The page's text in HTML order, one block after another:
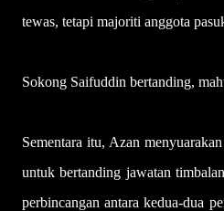
tewas, tetapi majoriti anggota
Sokong Saifuddin bertanding,
Sementara itu, Azan
untuk bertanding jawatan
perbincangan antara kedua-dua